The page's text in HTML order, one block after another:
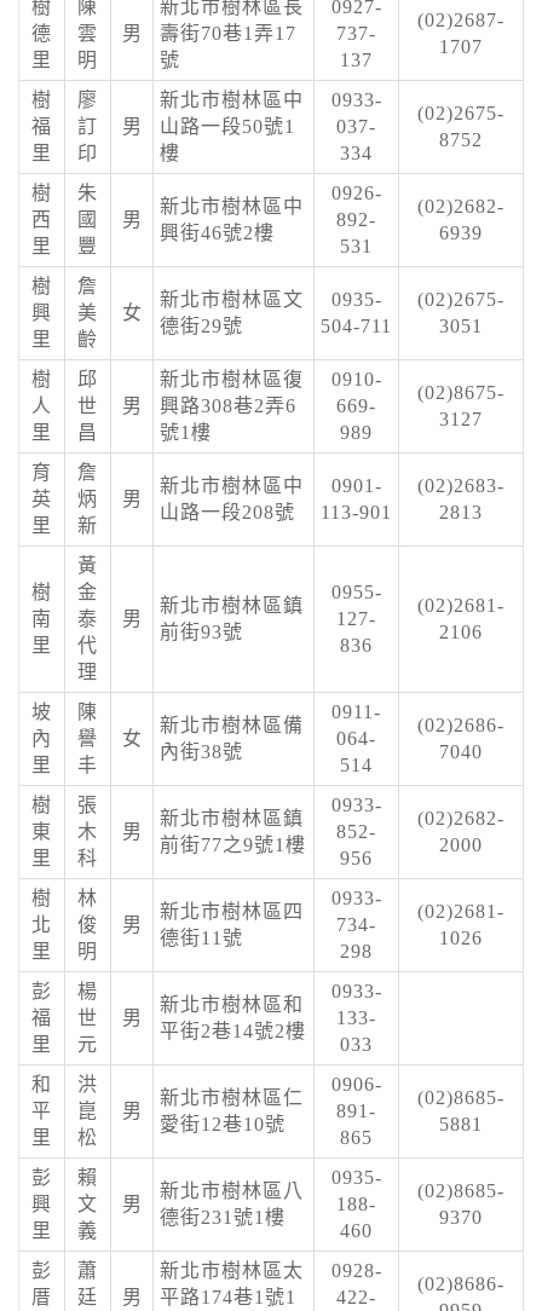
樹
德
里
陳
雲
明
男
新北市樹林區長
壽街70巷1弄17
號
0927-
737-
137
(02)2687-
1707
樹
福
里
廖
訂
印
男
新北市樹林區中
山路一段50號1
樓
0933-
037-
334
(02)2675-
8752
樹
西
里
朱
國
豐
男
新北市樹林區中
興街46號2樓
0926-
892-
531
(02)2682-
6939
樹
興
里
詹
美
齡
女
新北市樹林區文
德街29號
0935-
504-711
(02)2675-
3051
樹
人
里
邱
世
昌
男
新北市樹林區復
興路308巷2弄6
號1樓
0910-
669-
989
(02)8675-
3127
育
英
里
詹
炳
新
男
新北市樹林區中
山路一段208號
0901-
113-901
(02)2683-
2813
樹
南
里
黃
金
泰
代
理
男
新北市樹林區鎮
前街93號
0955-
127-
836
(02)2681-
2106
坡
內
里
陳
譽
丰
女
新北市樹林區備
內街38號
0911-
064-
514
(02)2686-
7040
樹
東
里
張
木
科
男
新北市樹林區鎮
前街77之9號1樓
0933-
852-
956
(02)2682-
2000
樹
北
里
林
俊
明
男
新北市樹林區四
德街11號
0933-
734-
298
(02)2681-
1026
彭
福
里
楊
世
元
男
新北市樹林區和
平街2巷14號2樓
0933-
133-
033
和
平
里
洪
崑
松
男
新北市樹林區仁
愛街12巷10號
0906-
891-
865
(02)8685-
5881
彭
興
里
賴
文
義
男
新北市樹林區八
德街231號1樓
0935-
188-
460
(02)8685-
9370
彭
厝
蕭
廷
男
新北市樹林區太
平路174巷1號1
0928-
422-
(02)8686-